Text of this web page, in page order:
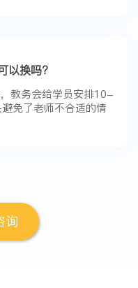
以换吗？
教务会给学员安排10-
免了老师不合适的情
询